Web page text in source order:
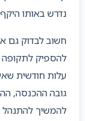
נדרש באותו
חשוב לבדוק גם
להספיק לתקופה
עלות חודשית
גובה ההכנסה,
להמשיך להתנהל